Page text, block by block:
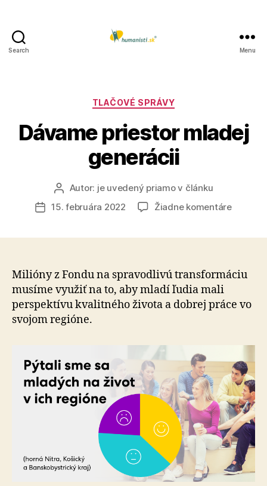
Search Menu
Kategórie
TLAČOVÉ SPRÁVY
Dávame priestor mladej
generácii
Autor
článku
Autor: je uvedený priamo v článku
Dátum
15. februára 2022 Žiadne komentárena
Milióny z Fondu na spravodlivú transformáciu
musíme využiť na to, aby mladí ľudia mali
perspektívu kvalitného života a dobrej práce vo
svojom regióne.